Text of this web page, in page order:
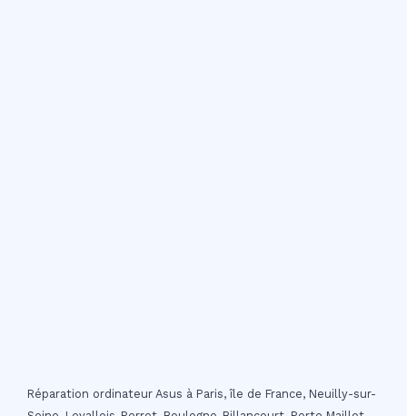
Réparation ordinateur Asus à Paris, île de France, Neuilly-sur-